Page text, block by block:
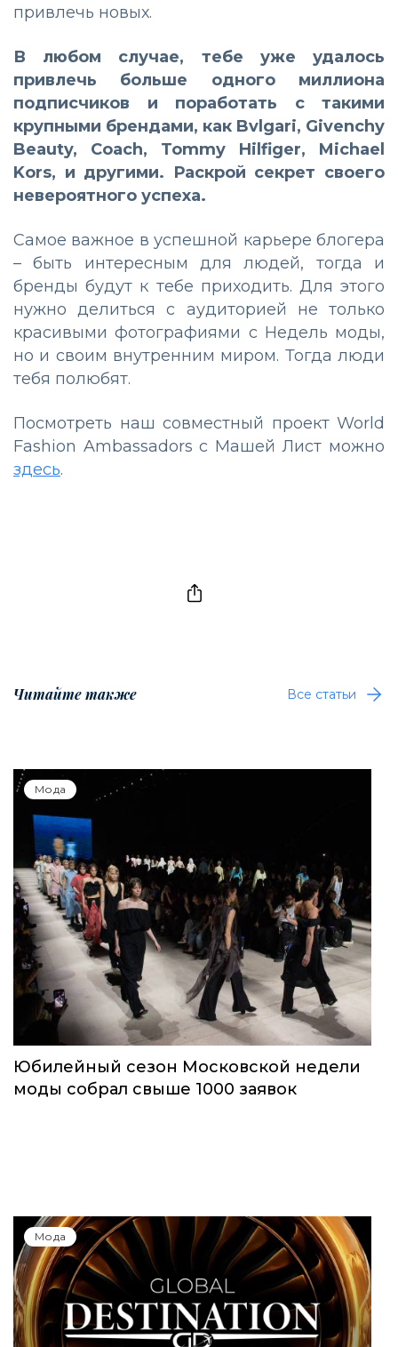
привлечь новых.
В любом случае, тебе уже удалось
привлечь больше одного миллиона
подписчиков и поработать с такими
крупными брендами, как Bvlgari, Givenchy
Beauty, Coach, Tommy Hilfiger, Michael
Kors, и другими. Раскрой секрет своего
невероятного успеха.
Самое важное в успешной карьере блогера
– быть интересным для людей, тогда и
бренды будут к тебе приходить. Для этого
нужно делиться с аудиторией не только
красивыми фотографиями с Недель моды,
но и своим внутренним миром. Тогда люди
тебя полюбят.
Посмотреть наш совместный проект World
Fashion Ambassadors c Машей Лист можно
здесь.
Читайте также Все статьи
Юбилейный сезон Московской недели